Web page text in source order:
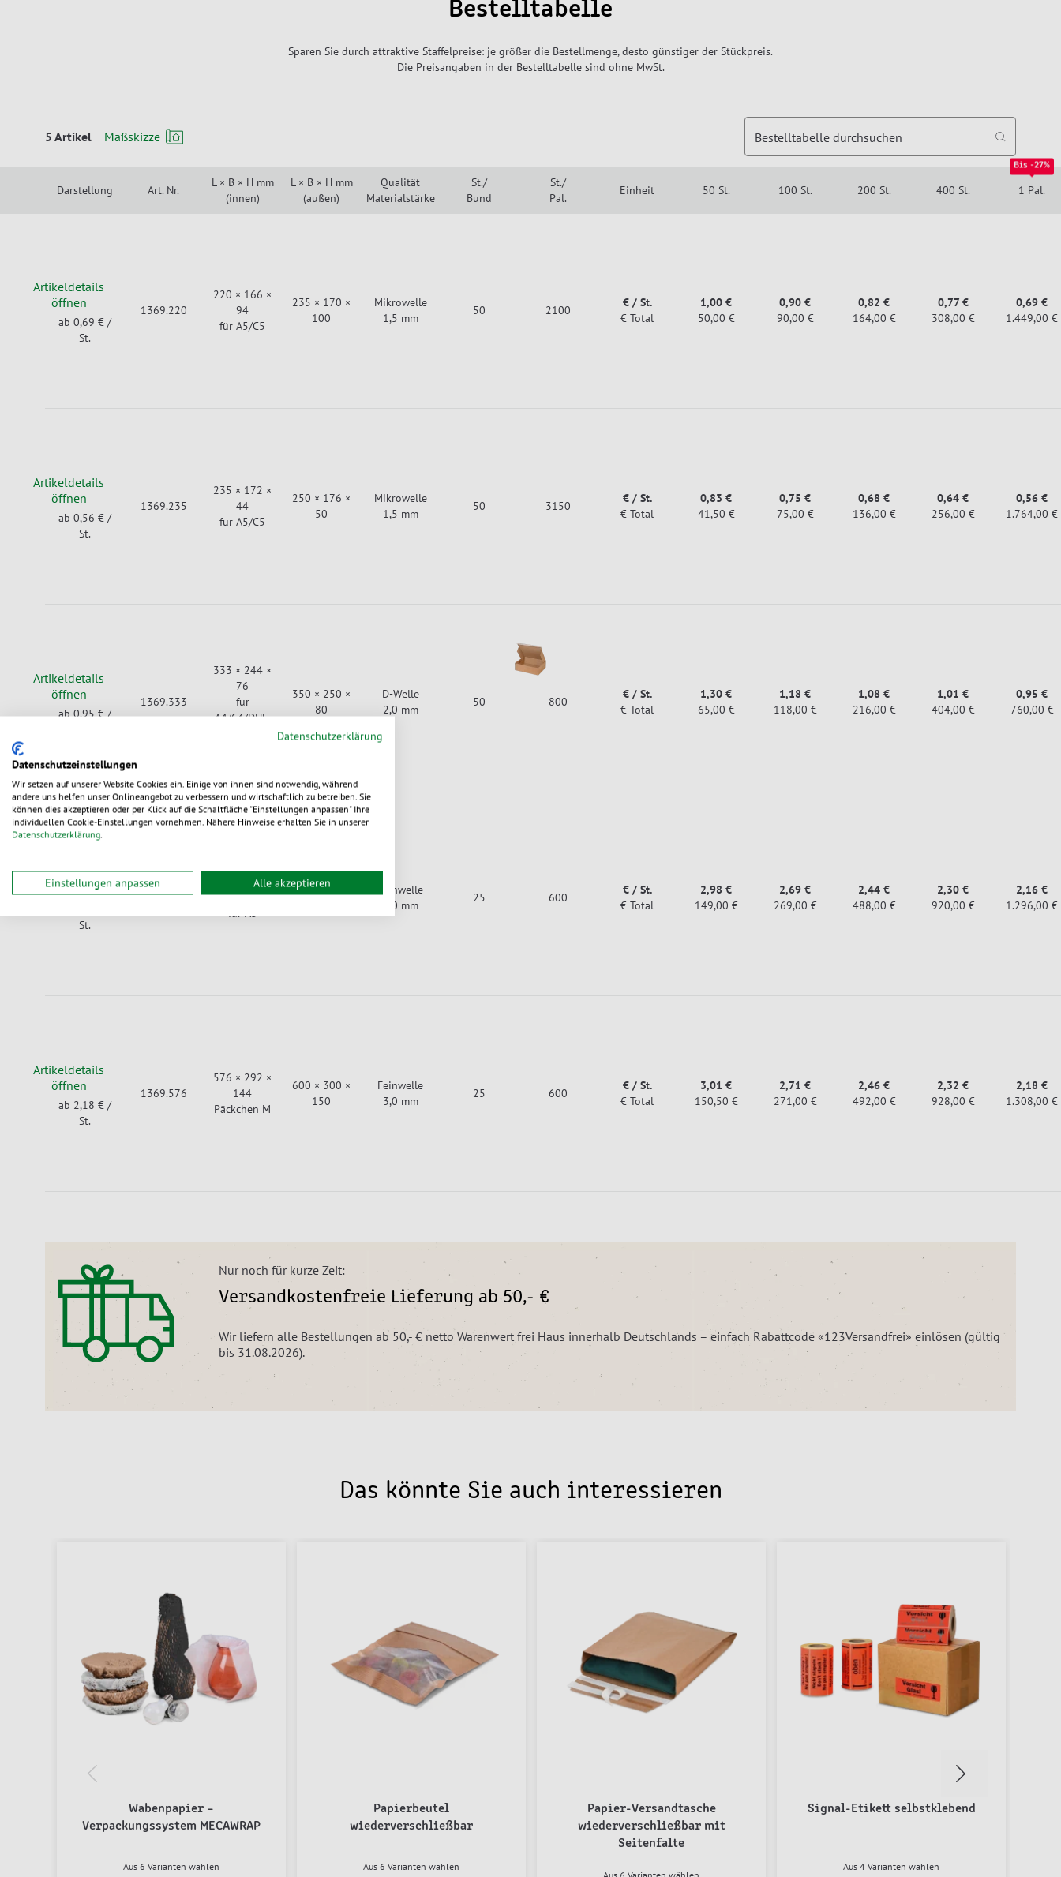
Bestelltabelle
Sparen Sie durch attraktive Staffelpreise: je größer die Bestellmenge, desto günstiger der Stückpreis.
Die Preisangaben in der Bestelltabelle sind ohne MwSt.
5 Artikel Maßskizze Bestelltabelle durchsuchen
Darstellung Art. Nr.
L × B × H mm
(innen)
L × B × H mm
(außen)
Qualität
Materialstärke
St./
Bund
St./
Pal.
Einheit 50 St. 100 St. 200 St. 400 St.
Bis -27%
1 Pal.
Artikeldetails
öffnen
ab 0,69 € /
St.
1369.220
220 × 166 ×
94
für A5/C5
235 × 170 ×
100
Mikrowelle
1,5 mm
50 2100
€ / St.
€ Total
1,00 €
50,00 €
0,90 €
90,00 €
0,82 €
164,00 €
0,77 €
308,00 €
0,69 €
1.449,00 €
Artikeldetails
öffnen
ab 0,56 € /
St.
1369.235
235 × 172 ×
44
für A5/C5
250 × 176 ×
50
Mikrowelle
1,5 mm
50 3150
€ / St.
€ Total
0,83 €
41,50 €
0,75 €
75,00 €
0,68 €
136,00 €
0,64 €
256,00 €
0,56 €
1.764,00 €
Artikeldetails
öffnen
ab 0,95 €/
1369.333
333 × 244 ×
76
für
A4/C4/DHL-
350 × 250 ×
80
D-Welle
2,0 mm
50 800
€ / St.
€ Total
1,30 €
65,00 €
1,18 €
118,00 €
1,08 €
216,00 €
1,01 €
404,00 €
0,95 €
760,00 €
Artikeldetails
öffnen
St.
1369.431
431 × 382 ×
128
für A3
455 × 390 ×
Feinwelle
3,0 mm
25 600
€ / St.
€ Total
2,98 €
149,00 €
2,69 €
269,00 €
2,44 €
488,00 €
2,30 €
920,00 €
2,16 €
1.296,00 €
Artikeldetails
öffnen
ab 2,18 € /
St.
1369.576
576 × 292 ×
144
Päckchen M
600 × 300 ×
150
Feinwelle
3,0 mm
25 600
€ / St.
€ Total
3,01 €
150,50 €
2,71 €
271,00 €
2,46 €
492,00 €
2,32 €
928,00 €
2,18 €
1.308,00 €
Nur noch für kurze Zeit:
Versandkostenfreie Lieferung ab 50,- €
Wir liefern alle Bestellungen ab 50,- € netto Warenwert frei Haus innerhalb Deutschlands – einfach Rabattcode «123Versandfrei» einlösen (gültig
bis 31.08.2026).
Das könnte Sie auch interessieren
Wabenpapier –
Verpackungssystem MECAWRAP
Aus 6 Varianten wählen
Papierbeutel
wiederverschließbar
Aus 6 Varianten wählen
Papier-Versandtasche
wiederverschließbar mit
Seitenfalte
Signal-Etikett selbstklebend
Aus 4 Varianten wählen
Datenschutzerklärung
Datenschutzeinstellungen
Wir setzen auf unserer Website Cookies ein. Einige von ihnen sind notwendig, während
andere uns helfen unser Onlineangebot zu verbessern und wirtschaftlich zu betreiben. Sie
können dies akzeptieren oder per Klick auf die Schaltfläche "Einstellungen anpassen" Ihre
individuellen Cookie-Einstellungen vornehmen. Nähere Hinweise erhalten Sie in unserer
Datenschutzerklärung.
Einstellungen anpassen Alle akzeptieren